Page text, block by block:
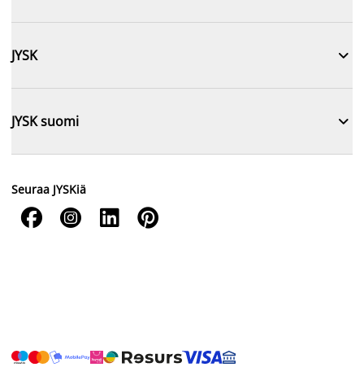
JYSK 
JYSK suomi 
Seuraa JYSKiä
   